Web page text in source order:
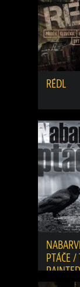
RÉDL
PTÁČE /